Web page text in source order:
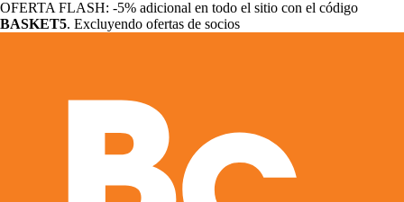
OFERTA FLASH: -5% adicional en todo el sitio con el código
BASKET5. Excluyendo ofertas de socios